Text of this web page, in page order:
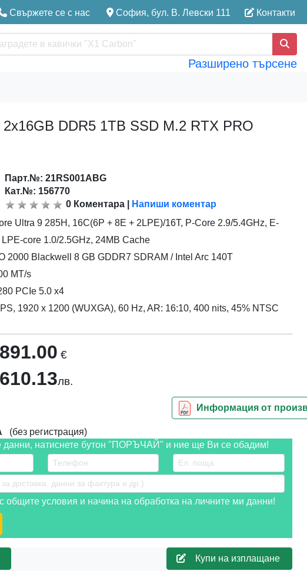
Свържете се с нас София, бул. В. Левски 111 Контакти
Разширено търсене
DDR5 1TB SSD M.2 RTX PRO
Парт.№: 21RS001ABG
Кат.№: 156770
0 Коментара
Напиши коментар
Ultra 9 285H, 16C(6P + 8E + 2LPE)/16T, P-Core 2.9/5.4GHz, E-
core 1.0/2.5GHz, 24MB Cache
2000 Blackwell 8 GB GDDR7 SDRAM / Intel Arc 140T
MT/s
PCIe 5.0 x4
1920 x 1200 (WUXGA), 60 Hz, AR: 16:10, 400 nits, 45% NTSC
€
лв.
Информация от
(без регистрация)
данни, натиснете бутон "ПОРЪЧАЙ" и ние ще Ви се обадим!
общите условия и начина на обработка на личните ми данни!
Купи на изплащане